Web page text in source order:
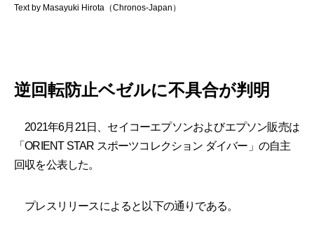
Text by Masayuki Hirota（Chronos-Japan）
逆回転防止ベゼルに不具合が判明
2021年6月21日、セイコーエプソンおよびエプソン販売は
「ORIENT STAR スポーツコレクション ダイバー」の自主
回収を公表した。
プレスリリースによると以下の通りである。